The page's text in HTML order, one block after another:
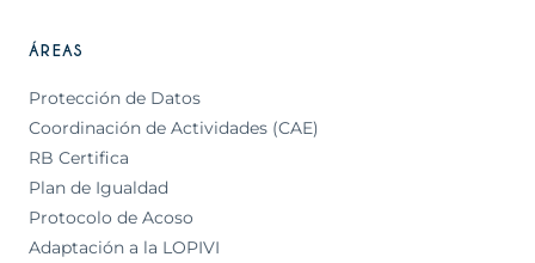
ÁREAS
Protección de Datos
Coordinación de Actividades (CAE)
RB Certifica
Plan de Igualdad
Protocolo de Acoso
Adaptación a la LOPIVI